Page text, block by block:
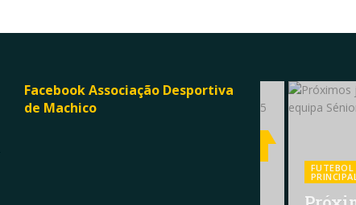
Facebook Associação Desportiva
de Machico
FUTEBOL
PRINCIPAL